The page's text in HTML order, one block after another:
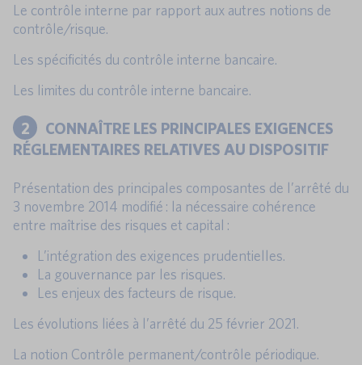
Le contrôle interne par rapport aux autres notions de
contrôle/risque.
Les spécificités du contrôle interne bancaire.
Les limites du contrôle interne bancaire.
2
CONNAÎTRE LES PRINCIPALES EXIGENCES
RÉGLEMENTAIRES RELATIVES AU DISPOSITIF
Présentation des principales composantes de l’arrêté du
3 novembre 2014 modifié : la nécessaire cohérence
entre maîtrise des risques et capital :
L’intégration des exigences prudentielles.
La gouvernance par les risques.
Les enjeux des facteurs de risque.
Les évolutions liées à l’arrêté du 25 février 2021.
La notion Contrôle permanent/contrôle périodique.